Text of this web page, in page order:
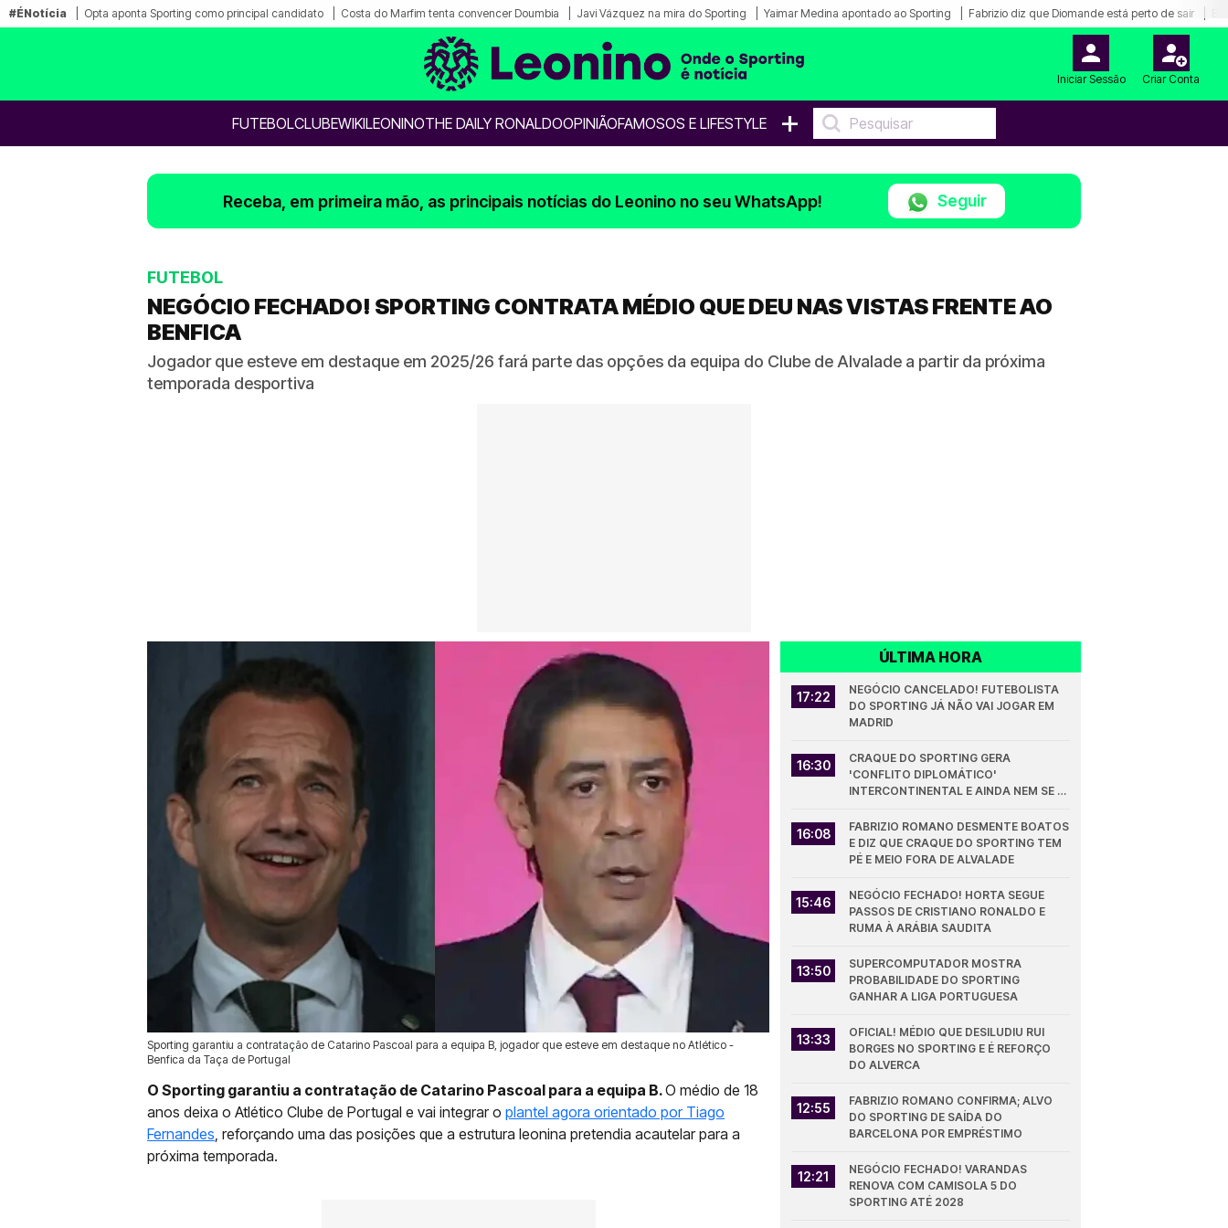
#ÉNotícia Opta aponta Sporting como principal candidato Costa do Marfim tenta convencer Doumbia Javi Vázquez na mira do Sporting Yaimar Medina apontado ao Sporting Fabrizio diz que Diomande está perto de sair
Iniciar Sessão Criar Conta
FUTEBOLCLUBEWIKILEONINOTHE DAILY RONALDOOPINIÃOFAMOSOS E LIFESTYLE +
Receba, em primeira mão, as principais notícias do Leonino no seu WhatsApp! Seguir
FUTEBOL
NEGÓCIO FECHADO! SPORTING CONTRATA MÉDIO QUE DEU NAS VISTAS FRENTE AO
BENFICA
Jogador que esteve em destaque em 2025/26 fará parte das opções da equipa do Clube de Alvalade a partir da próxima
temporada desportiva
Sporting garantiu a contratação de Catarino Pascoal para a equipa B, jogador que esteve em destaque no Atlético -
Benfica da Taça de Portugal
19 Jun 2026 | 12:39 | 0
O Sporting garantiu a contratação de Catarino Pascoal para a equipa B.O médio de 18
anos deixa o Atlético Clube de Portugal e vai integrar o plantel agora orientado por Tiago
Fernandes , reforçando uma das posições que a estrutura leonina pretendia acautelar para a
próxima temporada.
ÚLTIMA HORA
17:22
NEGÓCIO CANCELADO! FUTEBOLISTA
DO SPORTING JÁ NÃO VAI JOGAR EM
MADRID
16:30
CRAQUE DO SPORTING GERA
'CONFLITO DIPLOMÁTICO'
INTERCONTINENTAL E AINDA NEM SE
16:08
FABRIZIO ROMANO DESMENTE BOATOS
E DIZ QUE CRAQUE DO SPORTING TEM
PÉ E MEIO FORA DE ALVALADE
15:46
NEGÓCIO FECHADO! HORTA SEGUE
PASSOS DE CRISTIANO RONALDO E
RUMA À ARÁBIA SAUDITA
13:50
SUPERCOMPUTADOR MOSTRA
PROBABILIDADE DO SPORTING
GANHAR A LIGA PORTUGUESA
13:33
OFICIAL! MÉDIO QUE DESILUDIU RUI
BORGES NO SPORTING E É REFORÇO
DO ALVERCA
12:55
FABRIZIO ROMANO CONFIRMA; ALVO
DO SPORTING DE SAÍDA DO
BARCELONA POR EMPRÉSTIMO
12:21
NEGÓCIO FECHADO! VARANDAS
RENOVA COM CAMISOLA 5 DO
SPORTING ATÉ 2028